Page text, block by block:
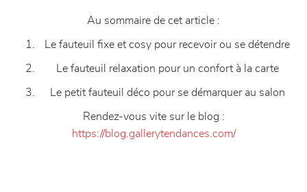
Au sommaire de cet article :
Le fauteuil fixe et cosy pour recevoir ou se détendre
Le fauteuil relaxation pour un confort à la carte
Le petit fauteuil déco pour se démarquer au salon
Rendez-vous vite sur le blog :
https://blog.gallerytendances.com/